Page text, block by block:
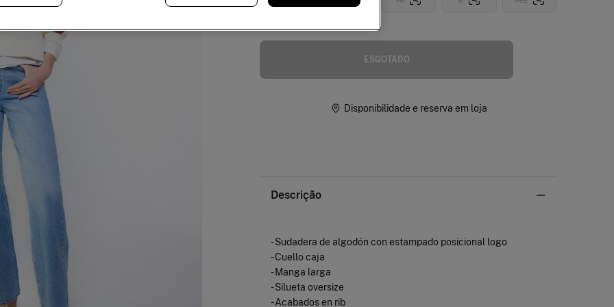
ESGOTADO
Disponibilidade e reserva em loja
Descrição
- Sudadera de algodón con estampado posicional logo
- Cuello caja
- Manga larga
- Silueta oversize
- Acabados en rib